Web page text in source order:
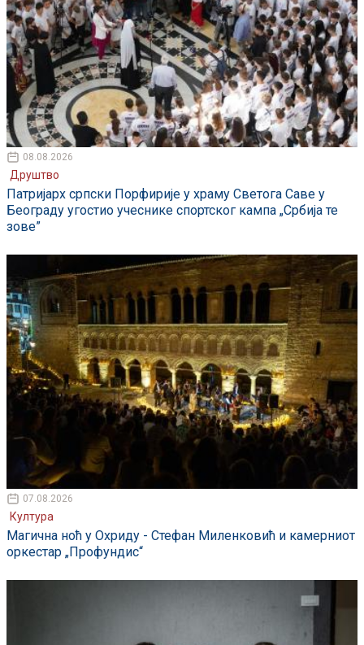
08.08.2026
Друштво
Патријарх српски Порфирије у храму Светога Саве у
Београду угостио учеснике спортског кампа „Србија те
зове”
07.08.2026
Култура
Магична ноћ у Охриду - Стефан Миленковић и камерниот
оркестар „Профундис“